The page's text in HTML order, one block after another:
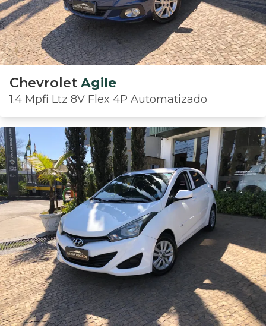
Chevrolet Agile
1.4 Mpfi Ltz 8V Flex 4P Automatizado